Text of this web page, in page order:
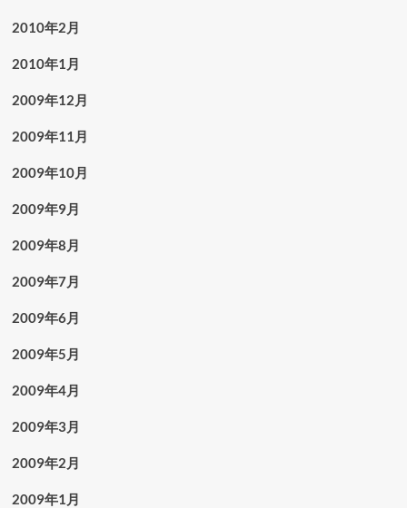
2010年2月
2010年1月
2009年12月
2009年11月
2009年10月
2009年9月
2009年8月
2009年7月
2009年6月
2009年5月
2009年4月
2009年3月
2009年2月
2009年1月